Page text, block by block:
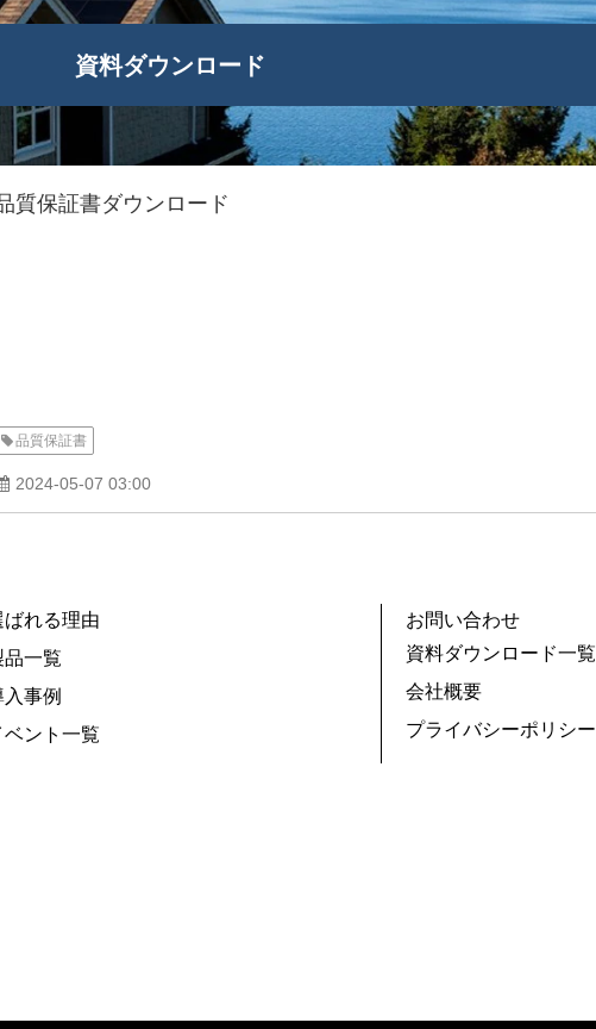
資料ダウンロード
質保証書ダウンロード
品質保証書
2024-05-07 03:00
ばれる理由
品一覧
入事例
ベント一覧
お問い合わせ
資料ダウンロード一覧
会社概要
プライバシーポリシー